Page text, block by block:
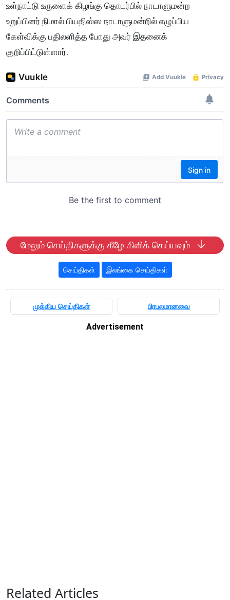
உள்நாட்டு உருளைக் கிழங்கு தொடர்பில் நாடாளுமன்ற
உறுப்பினர் நிமால் பியதிஸ்ஸ நாடாளுமன்றில் எழுப்பிய
கேள்விக்கு பதிலளித்த போது அவர் இதனைக்
குறிப்பிட்டுள்ளார்.
மேலும் செய்திகளுக்கு கீழே கிளிக் செய்யவும்
செய்திகள் இலங்கை செய்திகள்
முக்கிய செய்திகள் பிரபலமானவை
Advertisement
Related Articles